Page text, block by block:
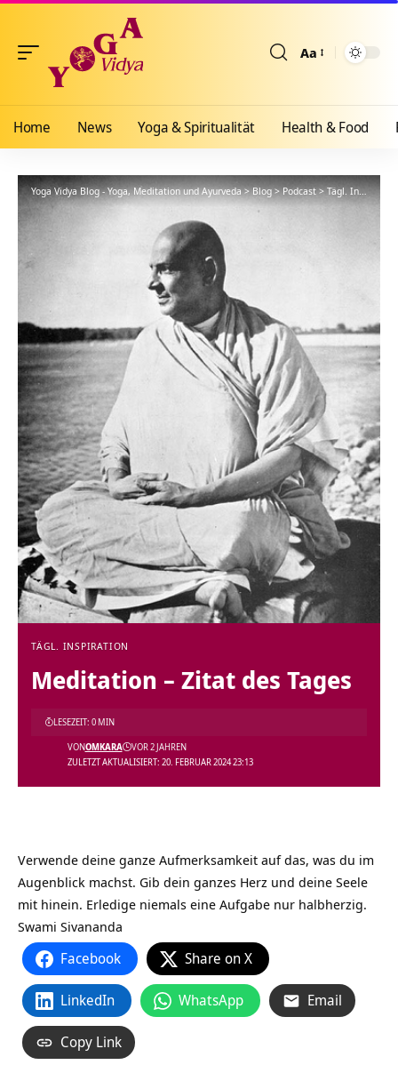
Aa
Home News Yoga & Spiritualität Health & Food
Yoga Vidya Blog - Yoga, Meditation und Ayurveda>Blog>Podcast>Tägl. Inspiration
TÄGL. INSPIRATION
Meditation – Zitat des Tages
ZULETZT AKTUALISIERT: 20. FEBRUAR 2024 23:13
VONOMKARA VOR 2 JAHREN
LESEZEIT: 0 MIN
Verwende deine ganze Aufmerksamkeit auf das, was du im
Augenblick machst. Gib dein ganzes Herz und deine Seele
mit hinein. Erledige niemals eine Aufgabe nur halbherzig.
Swami Sivananda
Facebook Share on X
LinkedIn WhatsApp Email
Copy Link